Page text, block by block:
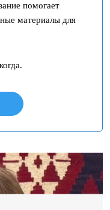
помогает
материалы для